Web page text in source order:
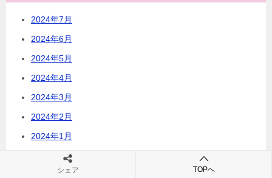
2024年7月
2024年6月
2024年5月
2024年4月
2024年3月
2024年2月
2024年1月
2023年12月
2023年11月
シェア TOPへ